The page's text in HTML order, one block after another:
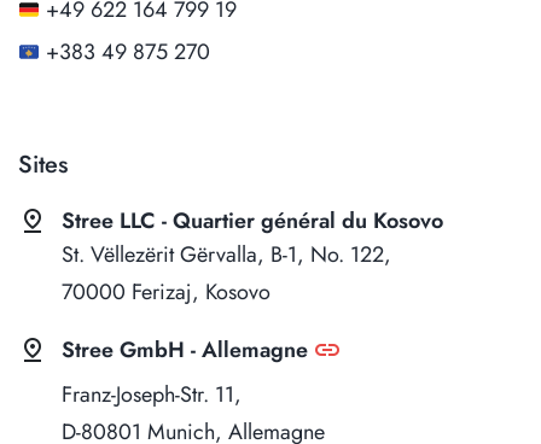
+49 622 164 799 19
+383 49 875 270
Sites
pin_drop
Stree LLC - Quartier général du Kosovo
St. Vëllezërit Gërvalla, B-1, No. 122,
70000 Ferizaj, Kosovo
pin_drop Stree GmbH - Allemagne link
Franz-Joseph-Str. 11,
D-80801 Munich, Allemagne